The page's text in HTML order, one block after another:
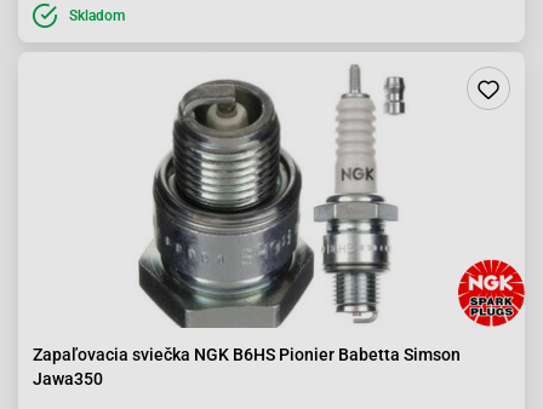
Skladom
Zapaľovacia sviečka NGK B6HS Pionier Babetta Simson
Jawa350